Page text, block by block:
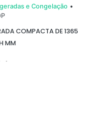
e Congelação •
COMPACTA DE 1365
MM